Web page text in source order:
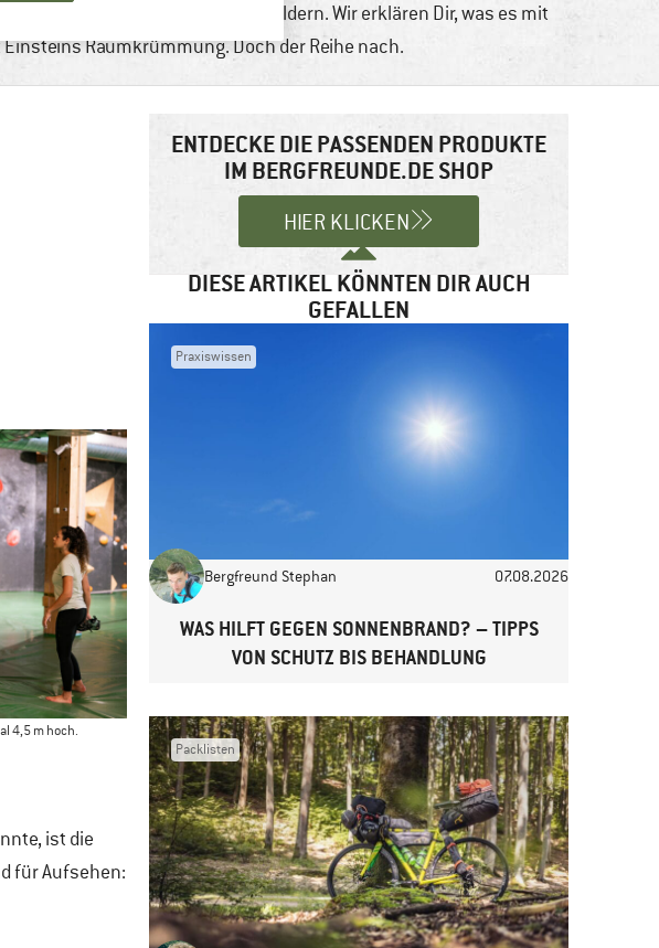
auf über
Fläche zu bouldern. Wir erklären Dir, was es mit
Raumkrümmung. Doch der Reihe nach.
4,5 m hoch.
ist die
für Aufsehen:
ENTDECKE DIE PASSENDEN PRODUKTE
IM BERGFREUNDE.DE SHOP
HIER KLICKEN
DIESE ARTIKEL KÖNNTEN DIR AUCH
GEFALLEN
Praxiswissen
Bergfreund Stephan 07.08.2026
WAS HILFT GEGEN SONNENBRAND? – TIPPS
VON SCHUTZ BIS BEHANDLUNG
Packlisten